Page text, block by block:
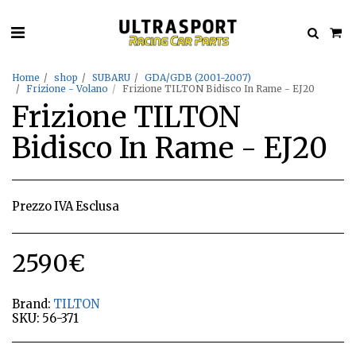
Home shop SUBARU
GDA/GDB (2001-2007)
Frizione - Volano
Frizione TILTON Bidisco In Rame - EJ20
Frizione TILTON
Bidisco In Rame - EJ20
Prezzo IVA Esclusa
2590€
Brand: TILTON
SKU: 56-371